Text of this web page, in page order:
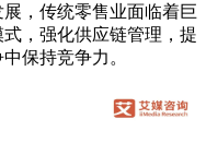
，传统零售业面临着巨
，强化供应链管理，提
保持竞争力。